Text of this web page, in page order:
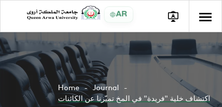
AR
Home
Journal
اكتشاف خلية "فريدة" في المخ تميّزنا عن الكائنات